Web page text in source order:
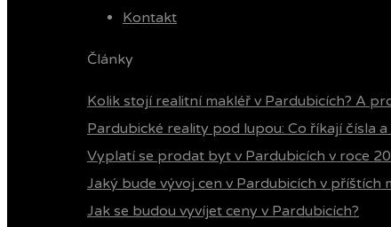
Kontakt
Články
Kolik stojí realitní makléř v Pardubicích? A
Pardubické reality pod lupou: Co říkají čísla
Vyplatí se prodat byt v Pardubicích v roce
Jaký bude vývoj cen v Pardubicích v příštích
Jak se budou vyvíjet ceny v Pardubicích?